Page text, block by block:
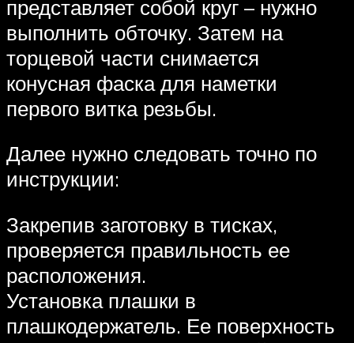
представляет собой круг – нужно
выполнить обточку. Затем на
торцевой части снимается
конусная фаска для наметки
первого витка резьбы.
Далее нужно следовать точно по
инструкции:
Закрепив заготовку в тисках,
проверяется правильность ее
расположения.
Установка плашки в
плашкодержатель. Ее поверхность